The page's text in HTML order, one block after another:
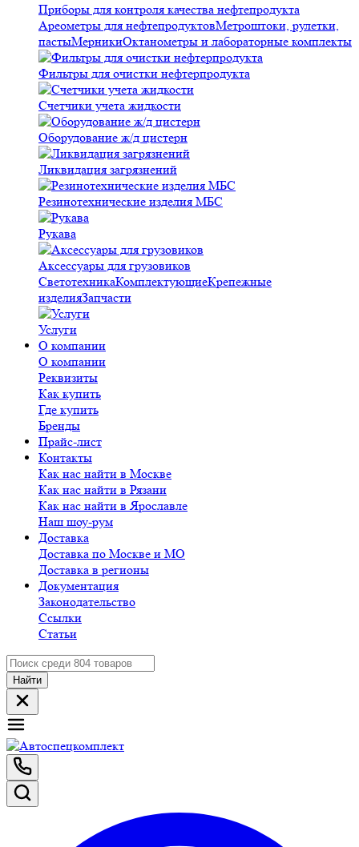
Приборы для контроля качества нефтепродукта
Ареометры для нефтепродуктовМетроштоки, рулетки,
пастыМерникиОктанометры и лабораторные комплекты
Фильтры для очистки нефтерпродукта
Счетчики учета жидкости
Оборудование ж/д цистерн
Ликвидация загрязнений
Резинотехнические изделия МБС
Рукава
Аксессуары для грузовиков
СветотехникаКомплектующиеКрепежные
изделияЗапчасти
Услуги
О компании
О компании
Реквизиты
Как купить
Где купить
Бренды
Прайс-лист
Контакты
Как нас найти в Москве
Как нас найти в Рязани
Как нас найти в Ярославле
Наш шоу-рум
Доставка
Доставка по Москве и МО
Доставка в регионы
Документация
Законодательство
Ссылки
Статьи
Найти